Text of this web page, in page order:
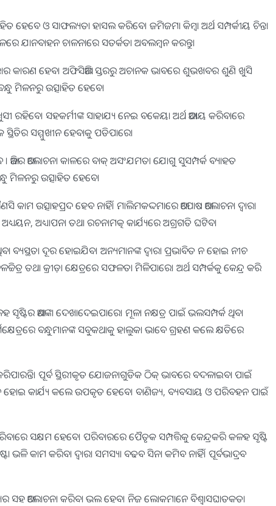
ହେବେ ଓ ସାଫଲ୍ୟତା ହାସଲ କରିବେ। ଜମିଜମା କିମ୍ବା ଅର୍ଥ ସମ୍ପର୍କୀୟ ଚିନ୍ତା
ଯାନବାହନ ଚାଳନାରେ ସତର୍କତା ଅବଲମ୍ବନ କରନ୍ତୁ।
କାରଣ ହେବ। ଅଫିସିଆଲି ସ୍ତରରୁ ଅଚାନକ ଭାବରେ ଶୁଭଖବର ଶୁଣି ଖୁସି
ମିଳନରୁ ଉତ୍ସାହିତ ହେବେ।
ରହିବେ। ସହକର୍ମୀଙ୍କ ସାହାଯ୍ୟ ନେଇ ବକେୟା ଅର୍ଥ ଆଦାୟ କରିବାରେ
ସ୍ଥିତିର ସମ୍ମୁଖୀନ ହେବାକୁ ପଡିପାରେ।
। ଆଜିର ଆଲୋଚନା କାଳରେ ବାକ୍‌ ଅସଂଯମତା ଯୋଗୁ ସୁସମ୍ପର୍କ ବ୍ୟାହତ
ମିଳନରୁ ଉତ୍ସାହିତ ହେବେ।
ଉତ୍ସାହପ୍ରଦ ହେବ ନାହିଁ। ମାଲିମକଦ୍ଦମାରେ ଆପୋଷ ଆଲୋଚନା ଦ୍ୱାରା
ଅଧ୍ୟାପନା ତଥା ରଚନାମତ୍କ କାର୍ଯ୍ୟରେ ଅଗ୍ରଗତି ଘଟିବ।
ବ୍ୟସ୍ଥତା ଦୂର ହୋଇଯିବ। ଅନ୍ୟମାନଙ୍କ ଦ୍ୱାରା ପ୍ରଭାବିତ ନ ହୋଇ ନୀଚ
ତଥା କ୍ରୀଡ଼ା କ୍ଷେତ୍ରରେ ସଫଳତା ମିଳିପାରେ। ଅର୍ଥ ସମ୍ପର୍କକୁ କେନ୍ଦ୍ର କରି
ଆଶଙ୍କା ଦେଖାଦେଇପାରେ। ମୂଳା ନକ୍ଷତ୍ର ପାଇଁ ଭଲସମ୍ପର୍କ ଥିବା
ବନ୍ଧୁମାନଙ୍କ ସବୁକଥାକୁ ହାଲୁକା ଭାବେ ଗ୍ରହଣ କଲେ କ୍ଷତିରେ
ପୂର୍ବ ସ୍ଥିରୀକୃତ ଯୋଜନାଗୁଡିକ ଠିକ୍‌ ଭାବରେ ବଦଳାଇବା ପାଇଁ
ହୋଇ କାର୍ଯ୍ୟ କଲେ ଉପକୃତ ହେବେ। ବାଣିଜ୍ୟ, ବ୍ୟବସାୟ ଓ ପରିବହନ ପାଇଁ
ସକ୍ଷମ ହେବେ। ପରିବାରରେ ପୈତୃକ ସମ୍ପତ୍ତିକୁ କେନ୍ଦ୍ରକରି କଳହ ସୃଷ୍ଟି
ଭଳି କାମ କରିବା ଦ୍ୱାରା ସମସ୍ୟା ବଢବ ସିନା କମିବ ନାହିଁ। ପୂର୍ବଭାଦ୍ରବ
ସହ ଆଲୋଚନା କରିବା ଭଲ ହେବ। ନିଜ ଲୋକମାନେ ବିଶ୍ୱାସଘାତକତା